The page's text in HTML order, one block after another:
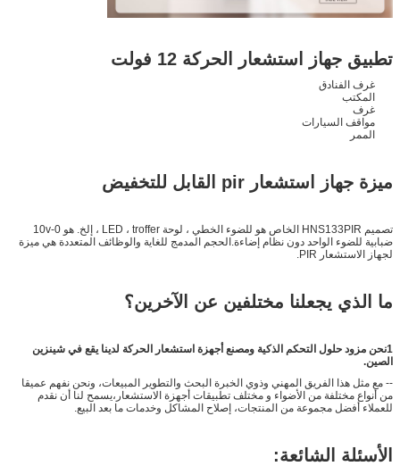
تطبيق جهاز استشعار الحركة 12 فولت
غرف الفنادق
المكتب
غرف
مواقف السيارات
الممر
ميزة جهاز استشعار pir القابل للتخفيض
تصميم HNS133PIR الخاص هو للضوء الخطي ، لوحة LED ، troffer ، إلخ. هو 0-10v
ضبابية للضوء الواحد دون نظام إضاءة.الحجم المدمج للغاية والوظائف المتعددة هي ميزة
لجهاز الاستشعار PIR.
ما الذي يجعلنا مختلفين عن الآخرين؟
1نحن مزود حلول التحكم الذكية ومصنع أجهزة استشعار الحركة لدينا يقع في شينزين
الصين.
-- مع مثل هذا الفريق المهني وذوي الخبرة البحث والتطوير المبيعات، ونحن نفهم عميقا
من أنواع مختلفة من الأضواء و مختلف تطبيقات أجهزة الاستشعار،يسمح لنا أن نقدم
للعملاء أفضل مجموعة من المنتجات، إصلاح المشاكل وخدمات ما بعد البيع.
الأسئلة الشائعة: